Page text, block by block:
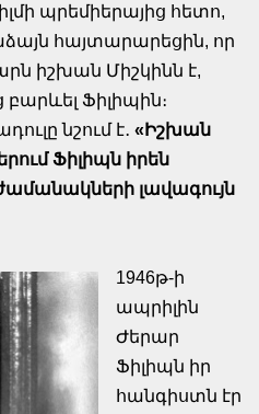
պրեմիերայից հետո,
հայտարարեցին, որ
իշխան Միշկինն է,
Ֆիլիպին։
նշում է․«Իշխան
Ֆիլիպն իրեն
լավագույն
1946թ-ի
ապրիլին
Ժերար
Ֆիլիպն իր
հանգիստն էր